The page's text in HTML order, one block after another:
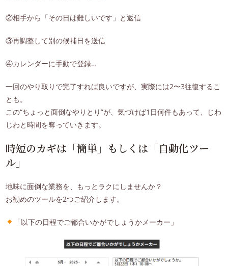
②相手から「その日は難しいです」と返信
③再調整して別の候補日を送信
④カレンダーに手動で登録…
一回のやり取りで完了すれば良いですが、実際には2〜3往復するこ
とも。
この“ちょっと面倒なやりとり”が、気づけば1日何件もあって、じわ
じわと時間を奪っていきます。
時短のカギは「簡単」もしくは「自動化ツー
ル」
地味に面倒な業務を、もっとラクにしませんか？
お勧めのツールを2つご紹介します。
「以下の日程でご都合いかがでしょうかメーカー」